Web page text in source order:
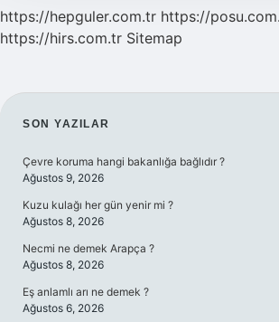
https://hepguler.com.tr https://
https://hirs.com.tr Sitemap
SIDEBAR
SON YAZILAR
Çevre koruma hangi bakanlığa bağlıdır ?
Ağustos 9, 2026
Kuzu kulağı her gün yenir mi ?
Ağustos 8, 2026
Necmi ne demek Arapça ?
Ağustos 8, 2026
Eş anlamlı arı ne demek ?
Ağustos 6, 2026